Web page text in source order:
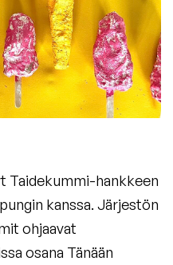
Taidekummi-hankkeen
kanssa. Järjestön
ohjaavat
osana Tänään